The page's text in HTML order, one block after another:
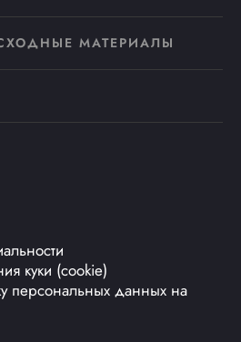
МАТЕРИАЛЫ
куки (cookie)
персональных данных на